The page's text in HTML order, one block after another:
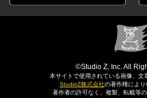
©Studio Z, Inc. All
本サイトで使用されている画像、文
StudioZ株式会社の著作権により
著作者の許可なく、複製、転載等